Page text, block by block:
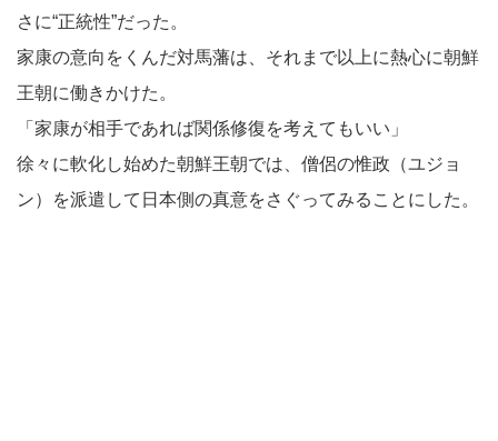
さに“正統性”だった。
家康の意向をくんだ対馬藩は、それまで以上に熱心に朝鮮
王朝に働きかけた。
「家康が相手であれば関係修復を考えてもいい」
徐々に軟化し始めた朝鮮王朝では、僧侶の惟政（ユジョ
ン）を派遣して日本側の真意をさぐってみることにした。